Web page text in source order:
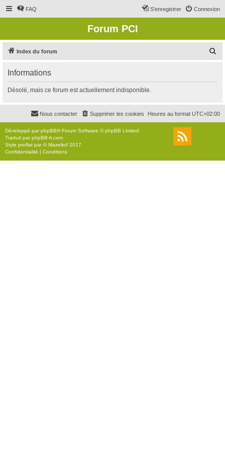
FAQ Connexion
S’enregistrer
Forum PCI
Index du forum
r
c
r
Informations
Désolé, mais ce forum est actuellement indisponible.
Heures au format UTC+02:00
Supprimer les cookies
Nous contacter
Développé parphpBB® Forum Software © phpBB Limited
Traduit parphpBB-fr.com
Style proflat par ©Mazeltof 2017
Confidentialité | Conditions